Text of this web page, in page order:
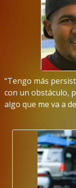
“Tengo más
con un obstáculo,
algo que me va a